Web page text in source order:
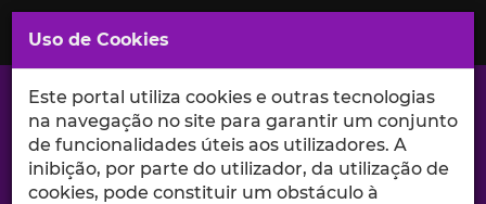
Saltar
para
Conteúdo
Principal
A excelência da investigação e ciência no Iscte
Uso de Cookies
Este portal utiliza cookies e outras tecnologias
na navegação no site para garantir um conjunto
de funcionalidades úteis aos utilizadores. A
inibição, por parte do utilizador, da utilização de
cookies, pode constituir um obstáculo à